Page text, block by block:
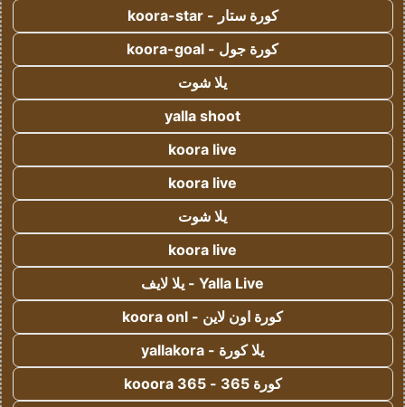
كورة ستار - koora-star
كورة جول - koora-goal
يلا شوت
yalla shoot
koora live
koora live
يلا شوت
koora live
Yalla Live - يلا لايف
كورة اون لاين - koora onl
يلا كورة - yallakora
كورة 365 - kooora 365